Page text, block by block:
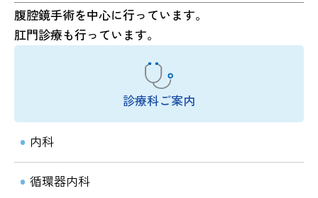
腹腔鏡手術を中心に行っています。
肛門診療も行っています。
診療科ご案内
内科
循環器内科